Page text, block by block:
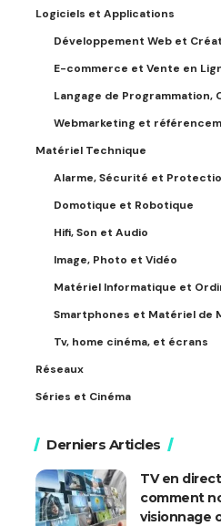
Logiciels et Applications
Développement Web et
E-commerce et Vente en
Langage de Programmation,
Webmarketing et
Matériel Technique
Alarme, Sécurité et
Domotique et Robotique
Hifi, Son et Audio
Image, Photo et Vidéo
Matériel Informatique et
Smartphones et Matériel de
Tv, home cinéma, et écrans
Réseaux
Séries et Cinéma
Derniers Articles
TV en
comment
visionnage